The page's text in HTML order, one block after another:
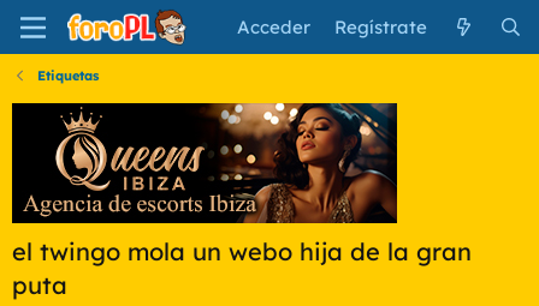
Acceder Regístrate
Etiquetas
el twingo mola un webo hija de la gran
puta